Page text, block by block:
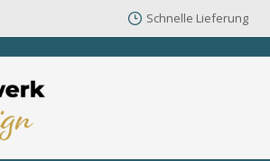
Schnelle Lieferung